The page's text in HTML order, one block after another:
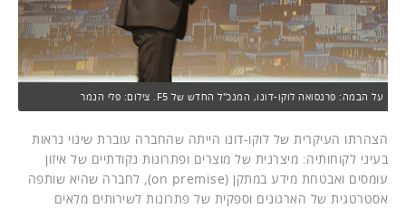
על הבמה: פרנסואה לוקו-דונו, המנכ"ל החדש של F5. צילום: פלי הנמר
הצהרתו העיקרית של לוקו-דונו הייתה שהחברה עוברת שינוי נראות
בעיני לקוחותיה: מיצרנית של מוצרים ופתרונות נקודתיים של איזון
עומסים ואבטחת מידע במתקן (on premise), לחברה שהיא שותפה
אסטרטגית של הארגונים וספקית של פתרונות לשירותים מלאים